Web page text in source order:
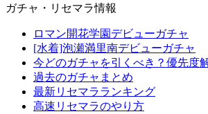
ガチャ・リセマラ情報
ロマン開花学園デビューガチャ
[水着]泡瀬満里南デビューガチャ
今どのガチャを引くべき？優先度
過去のガチャまとめ
最新リセマラランキング
高速リセマラのやり方